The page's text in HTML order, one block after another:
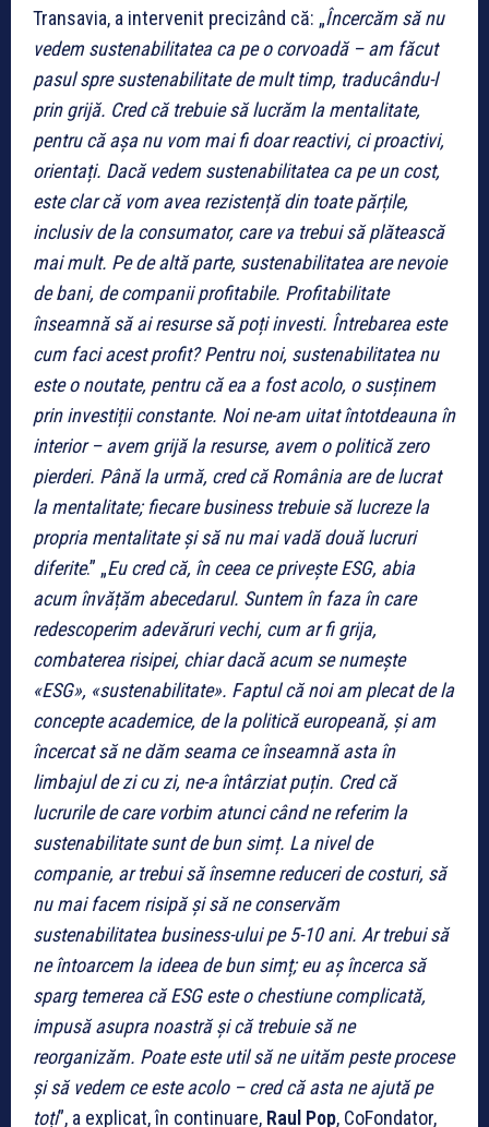
Transavia, a intervenit precizând că: „Încercăm să nu
vedem sustenabilitatea ca pe o corvoadă – am făcut
pasul spre sustenabilitate de mult timp, traducându-l
prin grijă. Cred că trebuie să lucrăm la mentalitate,
pentru că așa nu vom mai fi doar reactivi, ci proactivi,
orientați. Dacă vedem sustenabilitatea ca pe un cost,
este clar că vom avea rezistență din toate părțile,
inclusiv de la consumator, care va trebui să plătească
mai mult. Pe de altă parte, sustenabilitatea are nevoie
de bani, de companii profitabile. Profitabilitate
înseamnă să ai resurse să poți investi. Întrebarea este
cum faci acest profit? Pentru noi, sustenabilitatea nu
este o noutate, pentru că ea a fost acolo, o susținem
prin investiții constante. Noi ne-am uitat întotdeauna în
interior – avem grijă la resurse, avem o politică zero
pierderi. Până la urmă, cred că România are de lucrat
la mentalitate; fiecare business trebuie să lucreze la
propria mentalitate și să nu mai vadă două lucruri
diferite.” „Eu cred că, în ceea ce privește ESG, abia
acum învățăm abecedarul. Suntem în faza în care
redescoperim adevăruri vechi, cum ar fi grija,
combaterea risipei, chiar dacă acum se numește
«ESG», «sustenabilitate». Faptul că noi am plecat de la
concepte academice, de la politică europeană, și am
încercat să ne dăm seama ce înseamnă asta în
limbajul de zi cu zi, ne-a întârziat puțin. Cred că
lucrurile de care vorbim atunci când ne referim la
sustenabilitate sunt de bun simț. La nivel de
companie, ar trebui să însemne reduceri de costuri, să
nu mai facem risipă și să ne conservăm
sustenabilitatea business-ului pe 5-10 ani. Ar trebui să
ne întoarcem la ideea de bun simț; eu aș încerca să
sparg temerea că ESG este o chestiune complicată,
impusă asupra noastră și că trebuie să ne
reorganizăm. Poate este util să ne uităm peste procese
și să vedem ce este acolo – cred că asta ne ajută pe
toți”, a explicat, în continuare, Raul Pop, CoFondator,